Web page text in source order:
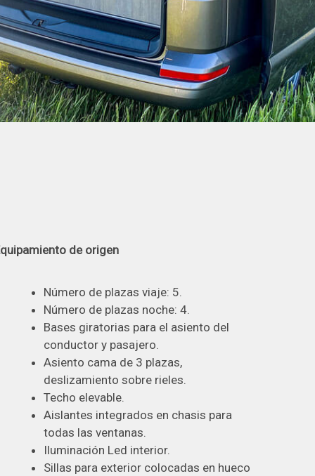
de origen
Número de plazas viaje: 5.
Número de plazas noche: 4.
Bases giratorias para el asiento del
conductor y pasajero.
Asiento cama de 3 plazas,
deslizamiento sobre rieles.
Techo elevable.
Aislantes integrados en chasis para
todas las ventanas.
Iluminación Led interior.
Sillas para exterior colocadas en hueco